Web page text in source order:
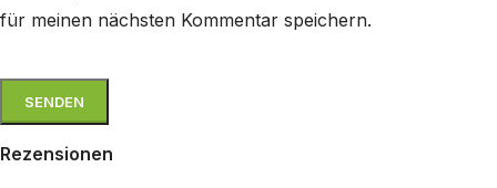
Rezensionen
für meinen nächsten Kommentar speichern.